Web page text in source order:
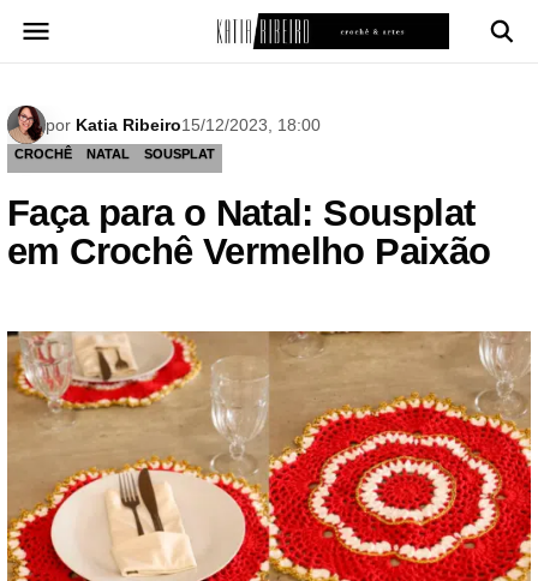
para
por Katia Ribeiro15/12/2023, 18:00
CROCHÊ NATAL SOUSPLAT
Faça para o Natal: Sousplat
em Crochê Vermelho Paixão